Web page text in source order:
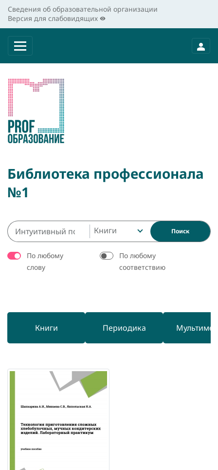
Сведения об образовательной организации
Версия для слабовидящих
Библиотека профессионала
№1
Книги Поиск
По любому
слову
По любому
соответствию
Книги Периодика